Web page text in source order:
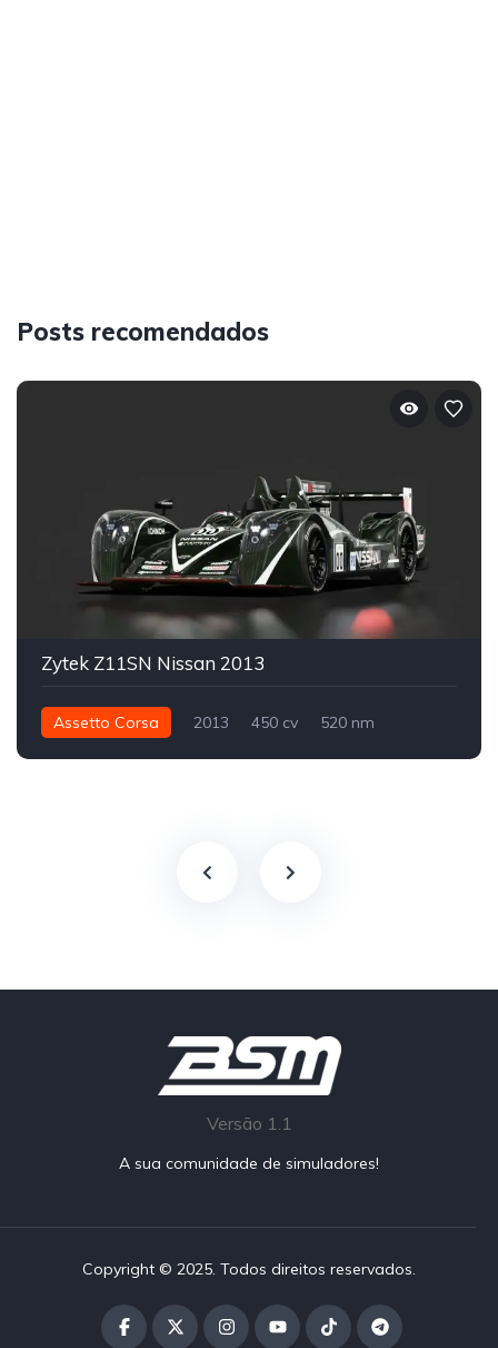
Posts recomendados
Zytek Z11SN Nissan 2013
Assetto Corsa 2013 450 cv
520 nm
Versão 1.1
A sua comunidade de simuladores!
Copyright © 2025. Todos direitos reservados.